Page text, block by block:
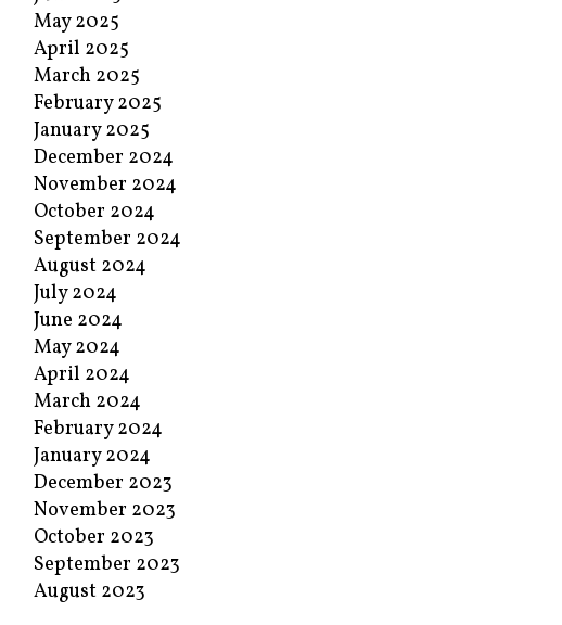
May 2025
April 2025
March 2025
February 2025
January 2025
December 2024
November 2024
October 2024
September 2024
August 2024
July 2024
June 2024
May 2024
April 2024
March 2024
February 2024
January 2024
December 2023
November 2023
October 2023
September 2023
August 2023